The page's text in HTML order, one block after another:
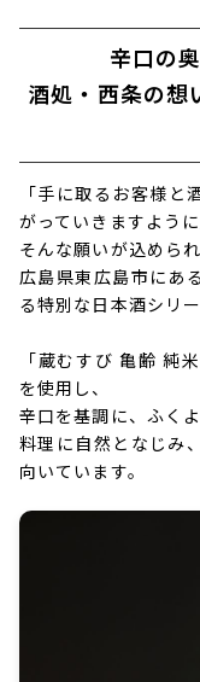
辛口の
酒処・西条の想
「手に取るお客様
がっていきますように
そんな願いが込めら
広島県東広島市にあ
る特別な日本酒シリー
「蔵むすび 亀齢 純
を使用し、
辛口を基調に、ふく
料理に自然となじみ
向いています。